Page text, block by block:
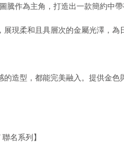
騰作為主角，打造出一款簡約中帶
現柔和且具層次的金屬光澤，為
造型，都能完美融入。提供金色
名系列】